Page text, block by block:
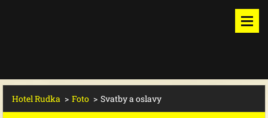
Hotel Rudka > Foto > Svatby a oslavy